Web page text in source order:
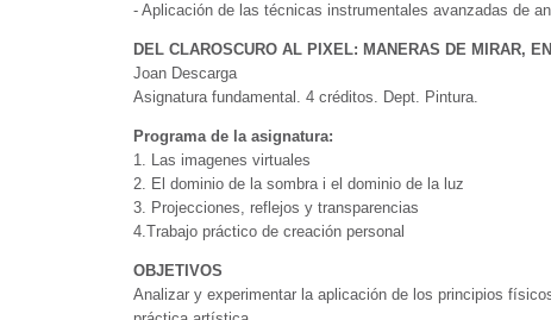
- Aplicación de las técnicas instrumentales avanzadas de
DEL CLAROSCURO AL PIXEL: MANERAS DE MIRAR,
Joan Descarga
Asignatura fundamental. 4 créditos. Dept. Pintura.
Programa de la asignatura:
1. Las imagenes virtuales
2. El dominio de la sombra i el dominio de la luz
3. Projecciones, reflejos y transparencias
4.Trabajo práctico de creación personal
OBJETIVOS
Analizar y experimentar la aplicación de los principios